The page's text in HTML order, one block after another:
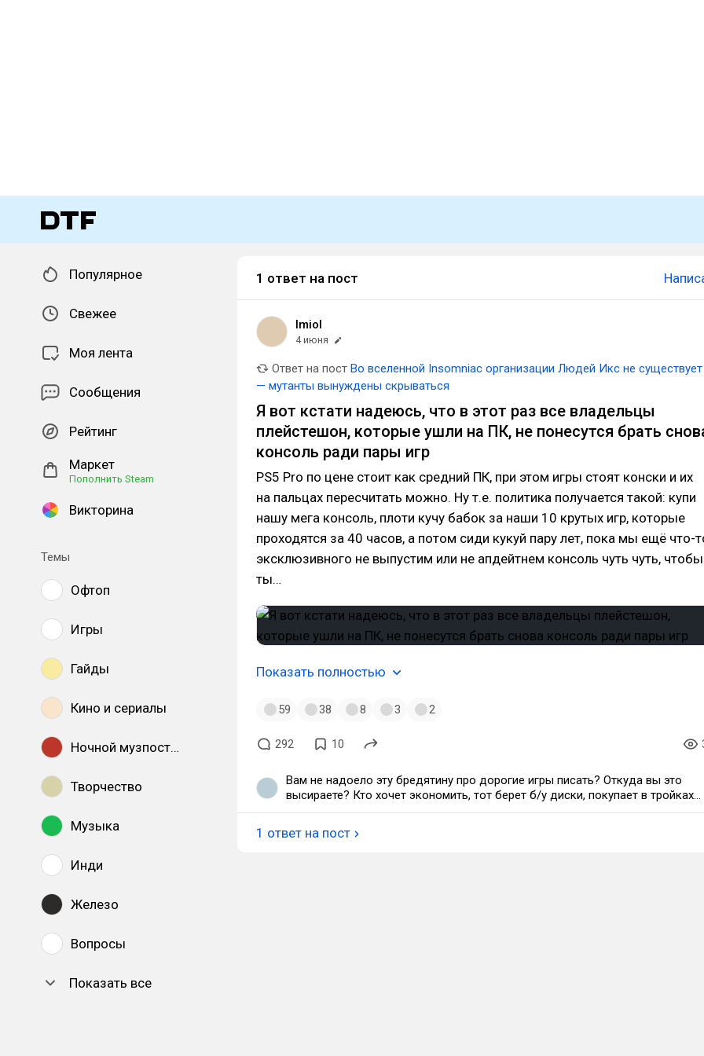
Популярное
Свежее
Моя лента
Сообщения
Рейтинг
Маркет
Пополнить Steam
Викторина
Темы
Офтоп
Игры
Гайды
Кино и сериалы
Ночной музпостинг
Творчество
Музыка
Инди
Железо
Вопросы
Показать все
1 ответ на пост
lmiol
4 июня
Ответ на пост Во вселенной Insomniac организации Людей Икс не существует
— мутанты вынуждены скрываться
Я вот кстати надеюсь, что в этот раз все владельцы
плейстешон, которые ушли на ПК, не понесутся брать
консоль ради пары игр
PS5 Pro по цене стоит как средний ПК, при этом игры стоят конски и их
на пальцах пересчитать можно. Ну т.е. политика получается такой: купи
нашу мега консоль, плоти кучу бабок за наши 10 крутых игр, которые
проходятся за 40 часов, а потом сиди кукуй пару лет, пока мы ещё что-
эксклюзивного не выпустим или не апдейтнем консоль чуть чуть, чтобы
ты…
Показать полностью
59 38 8 3 2
292 10
Вам не надоело эту бредятину про дорогие игры писать? Откуда вы это
высираете? Кто хочет экономить, тот берет б/у диски, покупает в тройках,
покупает акки, все эти варианты дешевле, чем покупать любую ААА
экономия, так как можно купить-продать, потратить 0 рублей по итогу на
1 ответ на пост